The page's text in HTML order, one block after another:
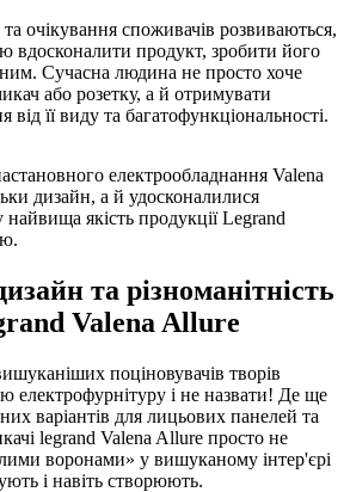
очікування споживачів розвиваються,
вдосконалити продукт, зробити його
Сучасна людина не просто хоче
або розетку, а й отримувати
від її виду та багатофункціональності.
електрообладнання Valena
дизайн, а й удосконалилися
найвища якість продукції Legrand
та різноманітність
Valena Allure
поціновувачів творів
електрофурнітуру і не назвати! Де ще
варіантів для лицьових панелей та
legrand Valena Allure просто не
воронами» у вишуканому інтер'єрі
і навіть створюють.